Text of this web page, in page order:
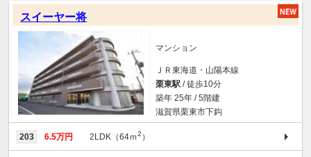
スイーヤー将
マンション
ＪＲ東海道・山陽本線
栗東駅 / 徒歩10分
築年 25年 / 5階建
滋賀県栗東市下鈎
203 6.5万円 2LDK（64ｍ2 ）